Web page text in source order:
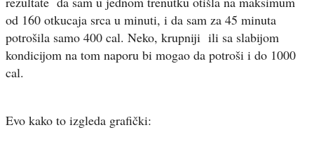
od 160 otkucaja srca u minuti, i da sam za 45 minuta
potrošila samo 400 cal. Neko, krupniji ili sa slabijom
kondicijom na tom naporu bi mogao da potroši i do 1000
cal.
Evo kako to izgleda grafički: